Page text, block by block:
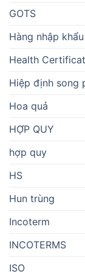
GOTS
Hàng nhập
Health
Hiệp định song
Hoa quả
HỢP QUY
hợp quy
HS
Hun trùng
Incoterm
INCOTERMS
ISO